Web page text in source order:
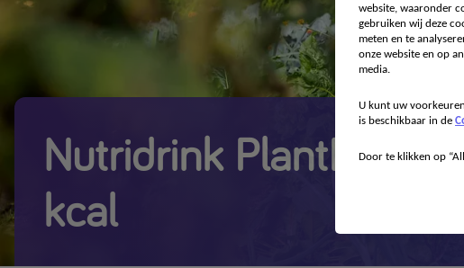
Nutridrink PlantBased
kcal
website, waaronder
gebruiken wij deze
meten en te
onze website en op
media.
U kunt uw
is beschikbaar in de
Door te klikken op